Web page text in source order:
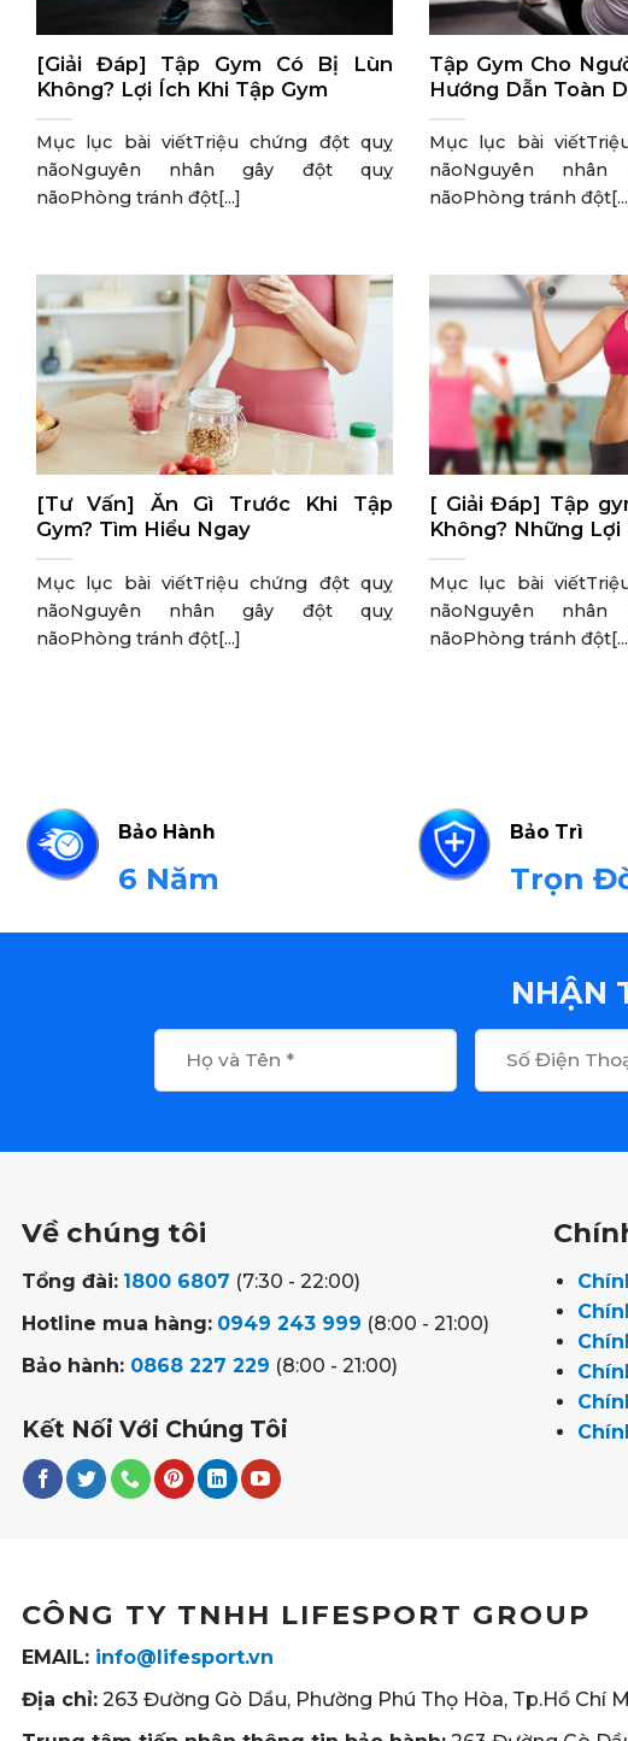
[Giải Đáp] Tập Gym Có Bị Lùn
Không? Lợi Ích Khi Tập Gym
Mục lục bài viếtTriệu chứng đột quỵ
nãoNguyên nhân gây đột quỵ
nãoPhòng tránh đột[...]
Tập Gym Cho
Hướng Dẫn Toàn
Mục lục bài
nãoNguyên
nãoPhòng tránh
[Tư Vấn] Ăn Gì Trước Khi Tập
Gym? Tìm Hiểu Ngay
Mục lục bài viếtTriệu chứng đột quỵ
nãoNguyên nhân gây đột quỵ
nãoPhòng tránh đột[...]
[ Giải Đáp] Tập
Không? Những Lợi
Mục lục bài
nãoNguyên
nãoPhòng tránh
Bảo Hành
6 Năm
Bảo Trì
Trọn
NHẬN
Về chúng tôi
Tổng đài: 1800 6807 (7:30 - 22:00)
Hotline mua hàng: 0949 243 999 (8:00 - 21:00)
Bảo hành: 0868 227 229 (8:00 - 21:00)
Kết Nối Với Chúng Tôi
CÔNG TY TNHH LIFESPORT GROUP
EMAIL: info@lifesport.vn
Địa chỉ:263 Đường Gò Dầu, Phường Phú Thọ Hòa, Tp.Hồ Chí